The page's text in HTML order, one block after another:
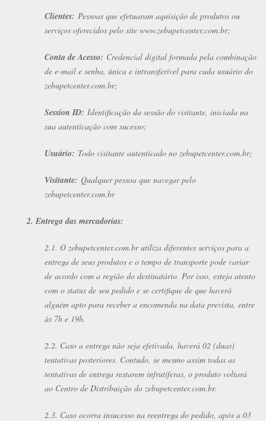
Clientes: Pessoas que efetuaram aquisição de produtos ou
serviços oferecidos pelo site www.zebupetcenter.com.br;
Conta de Acesso: Credencial digital formada pela combinação
de e-mail e senha, única e intransferível para cada usuário do
zebupetcenter.com.br;
Session ID: Identificação da sessão do visitante, iniciada na
sua autenticação com sucesso;
Usuário: Todo visitante autenticado no zebupetcenter.com.br;
Visitante: Qualquer pessoa que navegar pelo
zebupetcenter.com.br
2. Entrega das mercadorias:
2.1. O zebupetcenter.com.br utiliza diferentes serviços para a
entrega de seus produtos e o tempo de transporte pode variar
de acordo com a região do destinatário. Por isso, esteja atento
com o status de seu pedido e se certifique de que haverá
alguém apto para receber a encomenda na data prevista, entre
às 7h e 19h.
2.2. Caso a entrega não seja efetivada, haverá 02 (duas)
tentativas posteriores. Contudo, se mesmo assim todas as
tentativas de entrega restarem infrutíferas, o produto voltará
ao Centro de Distribuição do zebupetcenter.com.br.
2.3. Caso ocorra insucesso na reentrega do pedido, após a 03